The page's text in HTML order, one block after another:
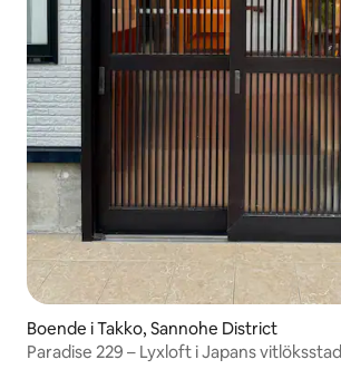
Boende i Takko, Sannohe District
Paradise 229 – Lyxloft i Japans vitlöksstad